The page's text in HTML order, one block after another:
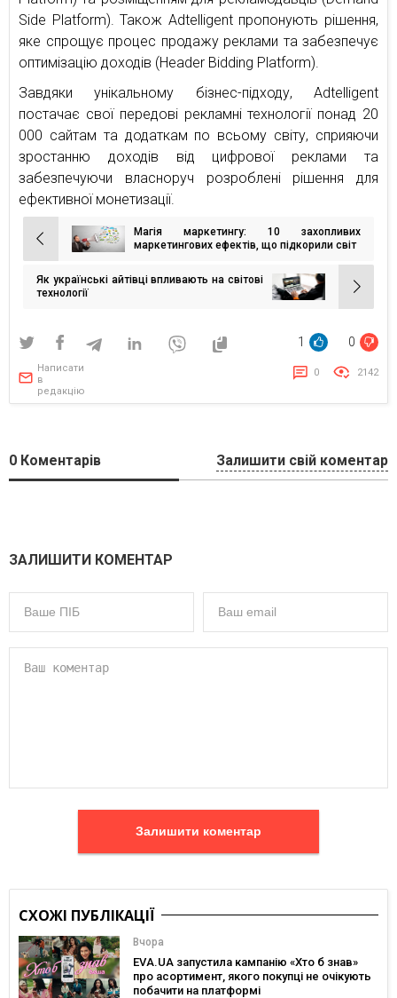
Side Platform). Також Adtelligent пропонують рішення,
яке спрощує процес продажу реклами та забезпечує
оптимізацію доходів (Header Bidding Platform).
Завдяки унікальному бізнес-підходу, Adtelligent
постачає свої передові рекламні технології понад 20
000 сайтам та додаткам по всьому світу, сприяючи
зростанню доходів від цифрової реклами та
забезпечуючи власноруч розроблені рішення для
ефективної монетизації.
Навігація
записів
Магія маркетингу: 10 захопливих
маркетингових ефектів, що підкорили світ
Як українські айтівці впливають на світові
технології
1 0
Написати
в
редакцію
0 2142
0 Коментарів Залишити свій коментар
ЗАЛИШИТИ КОМЕНТАР
Залишити коментар
СХОЖІ ПУБЛІКАЦІЇ
Вчора
EVA.UA запустила кампанію «Хто б знав»
про асортимент, якого покупці не очікують
побачити на платформі